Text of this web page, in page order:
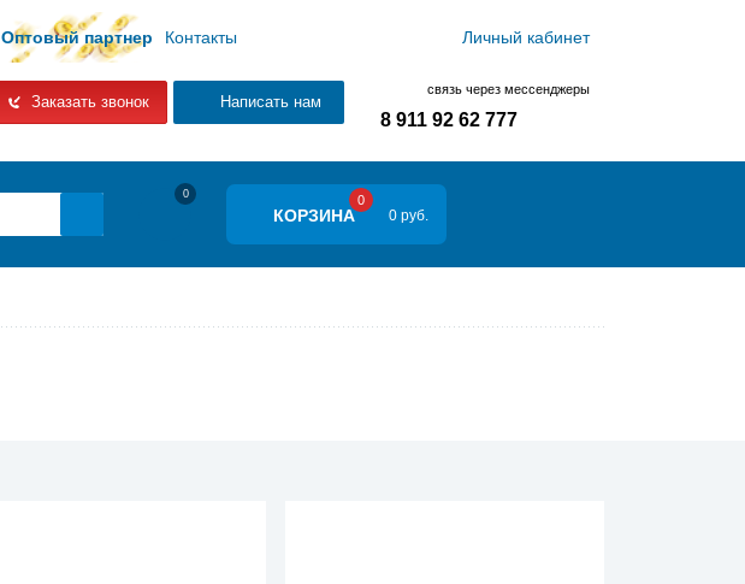
Оптовый партнер Контакты Личный кабинет
Заказать звонок Написать нам
связь через мессенджеры
8 911 92 62 777
0
КОРЗИНА
0
0 руб.